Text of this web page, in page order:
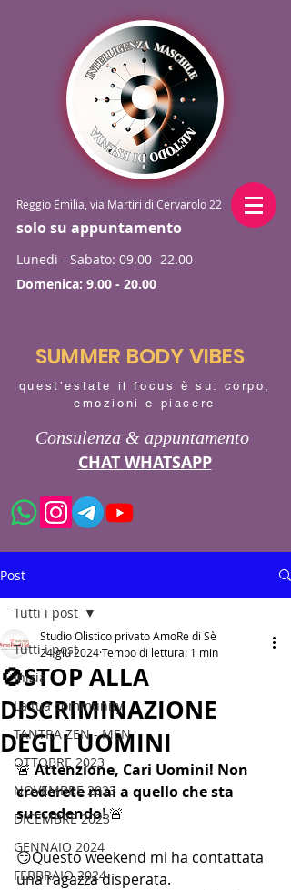
Lunedi - Sabato: 09.00 -22.00
Domenica: 9.00 - 20.00
Reggio Emilia, via Martiri di Cervarolo 22
solo su appuntamento
SUMMER BODY VIBES
quest’estate il focus è su: corpo,
emozioni e piacere
Consulenza & appuntamento
CHAT WHATSAPP
Post
Tutti i post
Inizia
La tua community
TANTRA ZEN - MEN
OTTOBRE 2023
NOVEMBRE 2023
DICEMBRE 2023
GENNAIO 2024
FEBBRAIO 2024
Tutti i post
🚫STOP ALLA
DISCRIMINAZIONE
DEGLI UOMINI
Studio Olistico privato AmoRe di Sè
24 giu 2024Tempo di lettura: 1 min
🚨 Attenzione, Cari Uomini! Non
crederete mai a quello che sta
succedendo! 🚨
😏Questo weekend mi ha contattata
una ragazza disperata.